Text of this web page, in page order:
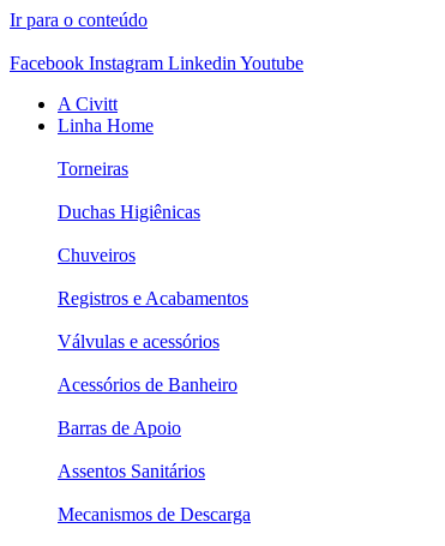
Ir para o conteúdo
Facebook Instagram Linkedin Youtube
A Civitt
Linha Home
Torneiras
Duchas Higiênicas
Chuveiros
Registros e Acabamentos
Válvulas e acessórios
Acessórios de Banheiro
Barras de Apoio
Assentos Sanitários
Mecanismos de Descarga